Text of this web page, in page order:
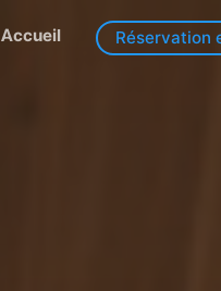
Accueil Réservation